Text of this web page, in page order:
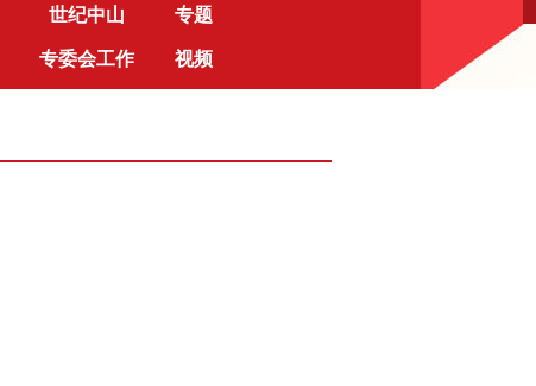
世纪中山 专题
专委会工作 视频